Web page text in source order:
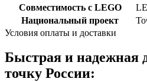
Совместимость с LEGO
Национальный проект
Условия оплаты и доставки
Быстрая и надежная
точку России: